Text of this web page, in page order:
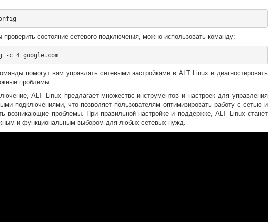
проверить состояние сетевого подключения, можно использовать команду:
ping -c 4 google.com
помогут вам управлять сетевыми настройками в ALT Linux и диагностировать
проблемы.
ALT Linux предлагает множество инструментов и настроек для управления
подключениями, что позволяет пользователям оптимизировать работу с сетью и
возникающие проблемы. При правильной настройке и поддержке, ALT Linux станет
и функциональным выбором для любых сетевых нужд.